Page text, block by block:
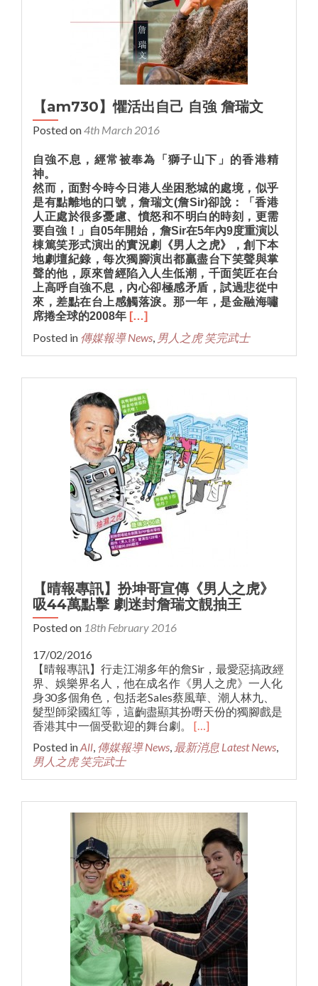
【am730】懼活出自己 自強 詹瑞文
Posted on4th March 2016
自強不息，經常被奉為「獅子山下」的香港精
神。
然而，面對今時今日港人坐困愁城的處境，似乎
是有點離地的口號，詹瑞文(詹Sir)卻說：「香港
人正處於很多憂慮、憤怒和不明白的時刻，更需
要自強！」自05年開始，詹Sir在5年內9度重演以
棟篤笑形式演出的實況劇《男人之虎》，創下本
地劇壇紀錄，每次獨腳演出都贏盡台下笑聲與掌
聲的他，原來曾經陷入人生低潮，千面笑匠在台
上高呼自強不息，內心卻極感矛盾，試過悲從中
來，差點在台上感觸落淚。那一年，是金融海嘯
席捲全球的2008年 […]
Posted in 傳媒報導 News, 男人之虎 笑完武士
【晴報專訊】扮坤哥宣傳《男人之虎》
吸44萬點擊 劇迷封詹瑞文靚抽王
Posted on 18th February 2016
17/02/2016
【晴報專訊】行走江湖多年的詹Sir，最愛惡搞政經
界、娛樂界名人，他在成名作《男人之虎》一人化
身30多個角色，包括老Sales蔡風華、潮人林九、
髮型師梁國紅等，這齣盡顯其扮嘢天份的獨腳戲是
香港其中一個受歡迎的舞台劇。 […]
Posted inAll, 傳媒報導 News, 最新消息 Latest News,
男人之虎 笑完武士